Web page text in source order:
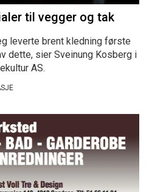
til vegger og tak
leverte brent kledning første
dette, sier Sveinung Kosberg i
AS.